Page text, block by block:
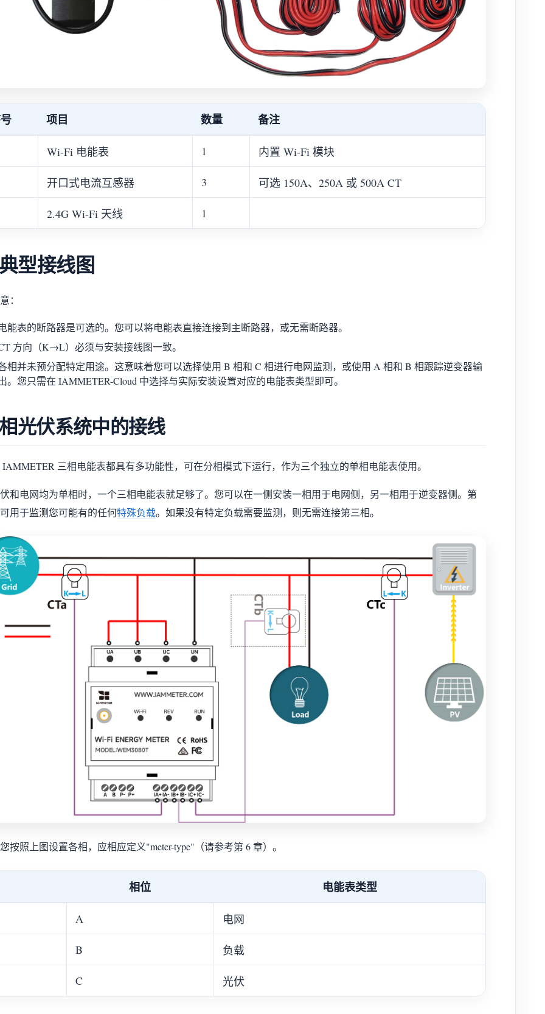
项目 数量 备注
Wi-Fi 电能表 1 内置 Wi-Fi 模块
开口式电流互感器 3 可选 150A、250A 或 500A CT
2.4G Wi-Fi 天线 1
型接线图
：
能表的断路器是可选的。您可以将电能表直接连接到主断路器，或无需断路器。
方向（K→L）必须与安装接线图一致。
相并未预分配特定用途。这意味着您可以选择使用 B 相和 C 相进行电网监测，或使用 A 相和 B 相跟踪逆变器输
。您只需在 IAMMETER-Cloud 中选择与实际安装设置对应的电能表类型即可。
光伏系统中的接线
三相电能表都具有多功能性，可在分相模式下运行，作为三个独立的单相电能表使用。
和电网均为单相时，一个三相电能表就足够了。您可以在一侧安装一相用于电网侧，另一相用于逆变器侧。第
用于监测您可能有的任何特殊负载。如果没有特定负载需要监测，则无需连接第三相。
按照上图设置各相，应相应定义"meter-type"（请参考第 6 章）。
相位 电能表类型
A 电网
B 负载
C 光伏